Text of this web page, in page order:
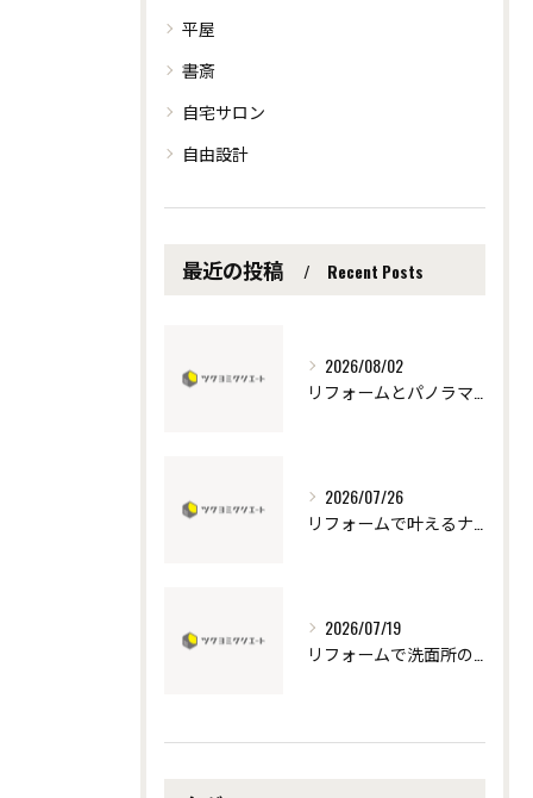
平屋
書斎
自宅サロン
自由設計
最近の投稿 Recent Posts
2026/08/02
2026/07/26
2026/07/19